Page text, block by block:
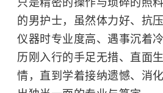
只是精密的操作与琐碎的照
的男护士，虽然体力好、抗
仪器时专业度高、遇事沉着
历刚入行的手足无措、直面
情，直到学着接纳遗憾、消